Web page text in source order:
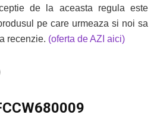
de la aceasta regula este
pe care urmeaza si noi sa
recenzie. (oferta de AZI aici)